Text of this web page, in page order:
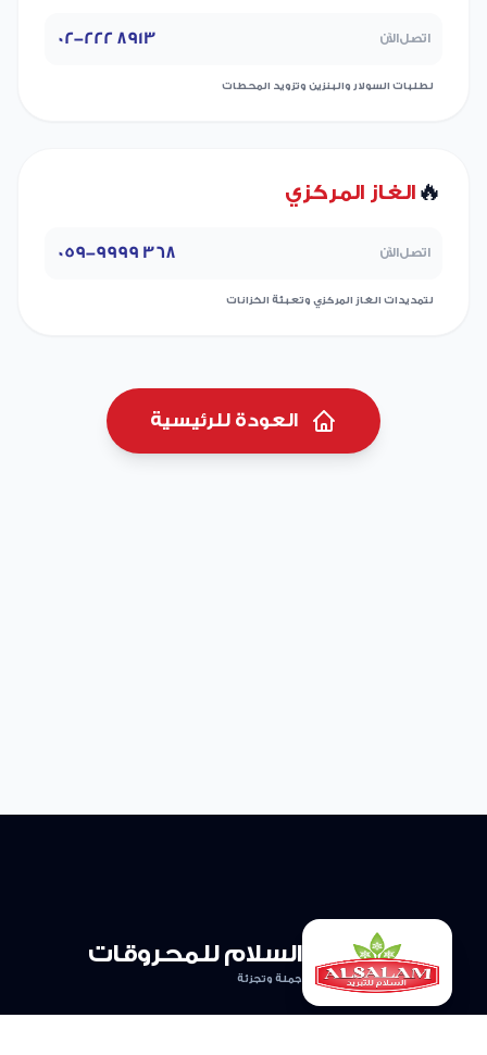
02-222 8913 اتصل الآن
لطلبات السولار والبنزين وتزويد المحطات
🔥 الغاز المركزي
059-9999 368 اتصل الآن
لتمديدات الغاز المركزي وتعبئة الخزانات
العودة للرئيسية
السلام للمحروقات
جملة وتجزئة